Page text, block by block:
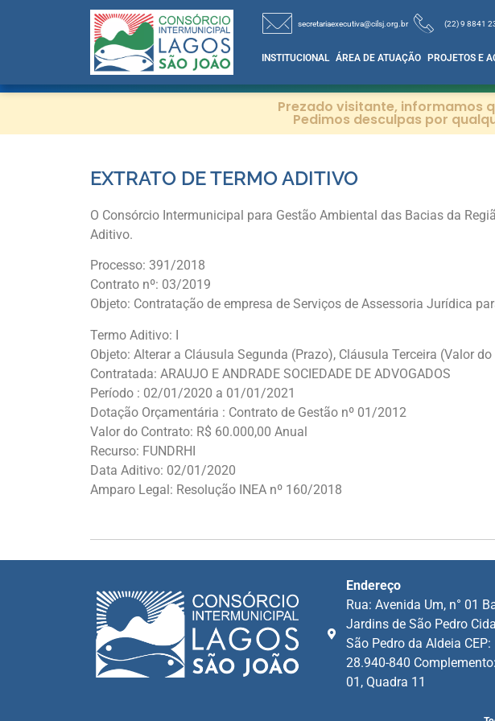
secretariaexecutiva@cilsj.org.br (22) 9 8841
INSTITUCIONAL ÁREA DE ATUAÇÃO PROJETOS E
Prezado visitante, informamos
Pedimos desculpas por
EXTRATO DE TERMO ADITIVO
O Consórcio Intermunicipal para Gestão Ambiental das Bacias da
Aditivo.
Processo: 391/2018
Contrato nº: 03/2019
Objeto: Contratação de empresa de Serviços de Assessoria Jurídica
Termo Aditivo: I
Objeto: Alterar a Cláusula Segunda (Prazo), Cláusula Terceira (Valor
Contratada: ARAUJO E ANDRADE SOCIEDADE DE ADVOGADOS
Período : 02/01/2020 a 01/01/2021
Dotação Orçamentária : Contrato de Gestão nº 01/2012
Valor do Contrato: R$ 60.000,00 Anual
Recurso: FUNDRHI
Data Aditivo: 02/01/2020
Amparo Legal: Resolução INEA nº 160/2018
Endereço
Rua: Avenida Um, n° 01
Jardins de São Pedro
São Pedro da Aldeia CEP:
28.940-840
01, Quadra 11